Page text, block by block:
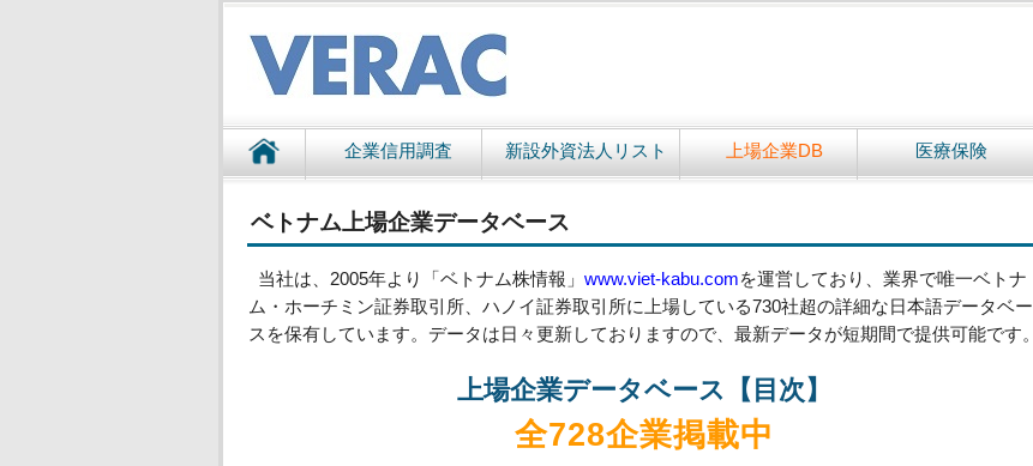
企業信用調査 新設外資法人リスト 上場企業DB 医療保険
ベトナム上場企業データベース
当社は、2005年より「ベトナム株情報」 www.viet-kabu.comを運営しており、業界で唯一ベトナ
ム・ホーチミン証券取引所、ハノイ証券取引所に上場している730社超の詳細な日本語データベー
スを保有しています。データは日々更新しておりますので、最新データが短期間で提供可能です。
上場企業データベース【目次】
全728企業掲載中